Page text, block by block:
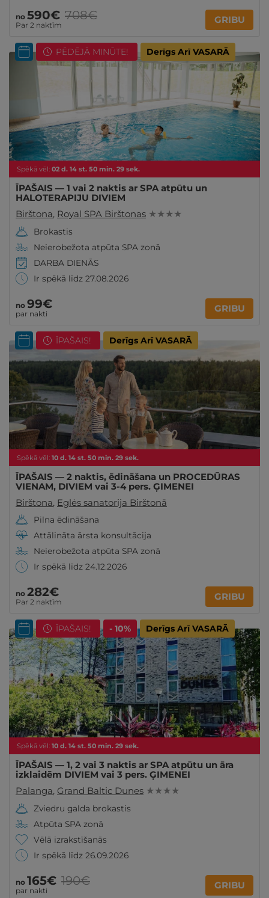
no 590€
Par 2 naktīm
708€ GRIBU
Spēkā vēl: 02 d. 14 st. 50 min. 27 sek.
PĒDĒJĀ MINŪTE! Derīgs Arī VASARĀ
ĪPAŠAIS — 1 vai 2 naktis ar SPA atpūtu un
HALOTERAPIJU DIVIEM
Birštona, Royal SPA Birštonas ★ ★ ★ ★
Brokastis
Neierobežota atpūta SPA zonā
DARBA DIENĀS
Ir spēkā līdz 27.08.2026
no 99€
par nakti GRIBU
Spēkā vēl: 10 d. 14 st. 50 min. 27 sek.
ĪPAŠAIS! Derīgs Arī VASARĀ
ĪPAŠAIS — 2 naktis, ēdināšana un PROCEDŪRAS
VIENAM, DIVIEM vai 3-4 pers. ĢIMENEI
Birštona, Eglės sanatorija Birštonā
Pilna ēdināšana
Attālināta ārsta konsultācija
Neierobežota atpūta SPA zonā
Ir spēkā līdz 24.12.2026
no 282€
Par 2 naktīm GRIBU
Spēkā vēl: 10 d. 14 st. 50 min. 27 sek.
ĪPAŠAIS! - 10% Derīgs Arī VASARĀ
ĪPAŠAIS — 1, 2 vai 3 naktis ar SPA atpūtu un āra
izklaidēm DIVIEM vai 3 pers. ĢIMENEI
Palanga, Grand Baltic Dunes ★ ★ ★ ★
Zviedru galda brokastis
Atpūta SPA zonā
Vēlā izrakstīšanās
Ir spēkā līdz 26.09.2026
no 165€
par nakti
190€ GRIBU